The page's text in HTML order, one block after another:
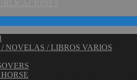
NOVELAS / LIBROS VARIOS